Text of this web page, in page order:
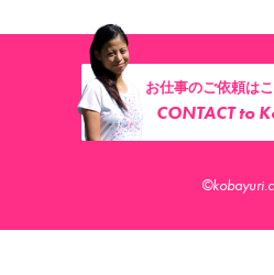
お仕事のご依頼は
CONTACT to